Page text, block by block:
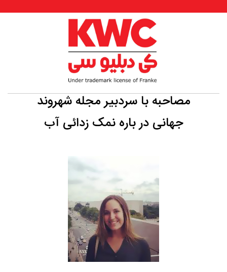
مصاحبه با سردبیر مجله شهروند
جهانی در باره نمک زدائی آب